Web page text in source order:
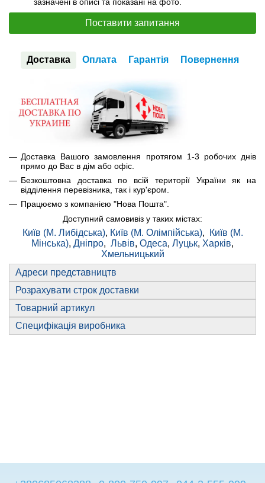
Поставити запитання
Доставка Оплата Гарантія Повернення
Доставка Вашого замовлення протягом 1-3 робочих днів
прямо до Вас в дім або офіс.
Безкоштовна доставка по всій території України як на
відділення перевізника, так і кур'єром.
Працюємо з компанією "Нова Пошта".
Доступний самовивіз у таких містах:
Київ (М. Либідська), Київ (М. Олімпійська),
Київ (М.
Мінська), Дніпро, Львів, Одеса, Луцьк, Харків,
Хмельницький
Адреси представництв
Розрахувати строк доставки
Товарний артикул
Специфікація виробника